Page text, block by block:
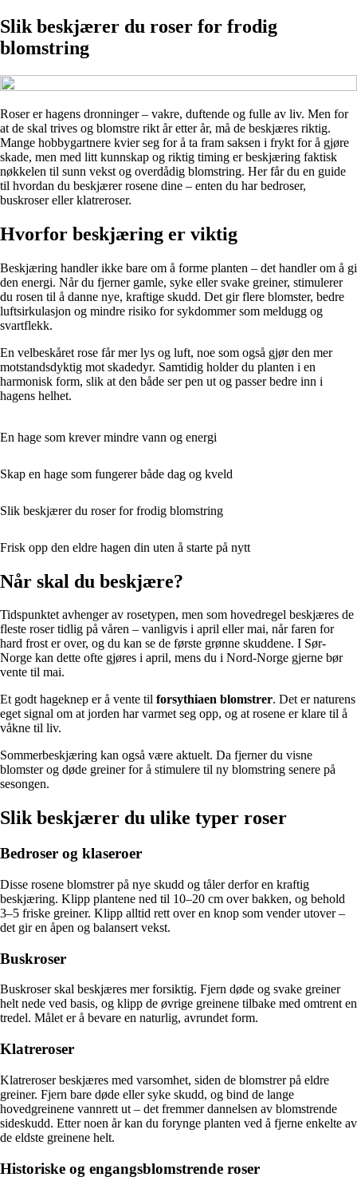
Slik beskjærer du roser for frodig
blomstring
Roser er hagens dronninger – vakre, duftende og fulle av liv. Men for
at de skal trives og blomstre rikt år etter år, må de beskjæres riktig.
Mange hobbygartnere kvier seg for å ta fram saksen i frykt for å gjøre
skade, men med litt kunnskap og riktig timing er beskjæring faktisk
nøkkelen til sunn vekst og overdådig blomstring. Her får du en guide
til hvordan du beskjærer rosene dine – enten du har bedroser,
buskroser eller klatreroser.
Hvorfor beskjæring er viktig
Beskjæring handler ikke bare om å forme planten – det handler om å gi
den energi. Når du fjerner gamle, syke eller svake greiner, stimulerer
du rosen til å danne nye, kraftige skudd. Det gir flere blomster, bedre
luftsirkulasjon og mindre risiko for sykdommer som meldugg og
svartflekk.
En velbeskåret rose får mer lys og luft, noe som også gjør den mer
motstandsdyktig mot skadedyr. Samtidig holder du planten i en
harmonisk form, slik at den både ser pen ut og passer bedre inn i
hagens helhet.
En hage som krever mindre vann og energi
Skap en hage som fungerer både dag og kveld
Slik beskjærer du roser for frodig blomstring
Frisk opp den eldre hagen din uten å starte på nytt
Når skal du beskjære?
Tidspunktet avhenger av rosetypen, men som hovedregel beskjæres de
fleste roser tidlig på våren – vanligvis i april eller mai, når faren for
hard frost er over, og du kan se de første grønne skuddene. I Sør-
Norge kan dette ofte gjøres i april, mens du i Nord-Norge gjerne bør
vente til mai.
Et godt hageknep er å vente til forsythiaen blomstrer. Det er naturens
eget signal om at jorden har varmet seg opp, og at rosene er klare til å
våkne til liv.
Sommerbeskjæring kan også være aktuelt. Da fjerner du visne
blomster og døde greiner for å stimulere til ny blomstring senere på
sesongen.
Slik beskjærer du ulike typer roser
Bedroser og klaseroer
Disse rosene blomstrer på nye skudd og tåler derfor en kraftig
beskjæring. Klipp plantene ned til 10–20 cm over bakken, og behold
3–5 friske greiner. Klipp alltid rett over en knop som vender utover –
det gir en åpen og balansert vekst.
Buskroser
Buskroser skal beskjæres mer forsiktig. Fjern døde og svake greiner
helt nede ved basis, og klipp de øvrige greinene tilbake med omtrent en
tredel. Målet er å bevare en naturlig, avrundet form.
Klatreroser
Klatreroser beskjæres med varsomhet, siden de blomstrer på eldre
greiner. Fjern bare døde eller syke skudd, og bind de lange
hovedgreinene vannrett ut – det fremmer dannelsen av blomstrende
sideskudd. Etter noen år kan du forynge planten ved å fjerne enkelte av
de eldste greinene helt.
Historiske og engangsblomstrende roser